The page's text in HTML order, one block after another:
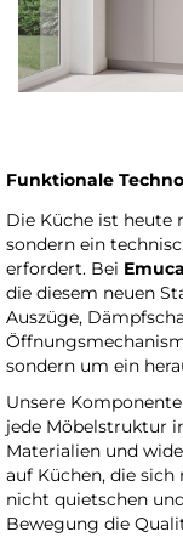
Funktionale
Die Küche ist heute
sondern ein
erfordert. Bei Emuca
die diesem neuen
Auszüge,
sondern um ein
Unsere
jede Möbelstruktur
Materialien und
auf Küchen, die
nicht quietschen
Bewegung die